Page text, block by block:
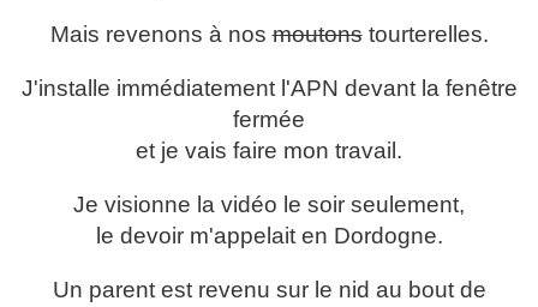
Mais revenons à nosmoutonstourterelles.
J'installe immédiatement l'APN devant la fenêtre
fermée
et je vais faire mon travail.
Je visionne la vidéo le soir seulement,
le devoir m'appelait en Dordogne.
Un parent est revenu sur le nid au bout de